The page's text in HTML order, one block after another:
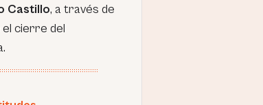
Castillo, a través de
el cierre del